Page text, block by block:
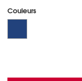
Couleurs